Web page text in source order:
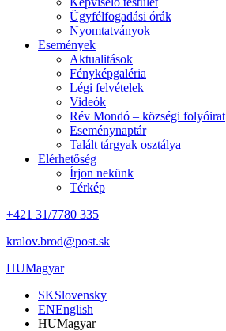
Ügyfélfogadási órák
Nyomtatványok
Események
Aktualitások
Fényképgaléria
Légi felvételek
Videók
Rév Mondó – községi folyóirat
Eseménynaptár
Talált tárgyak osztálya
Elérhetőség
Írjon nekünk
Térkép
+421 31/7780 335
kralov.brod@post.sk
HUMagyar
SKSlovensky
ENEnglish
HUMagyar